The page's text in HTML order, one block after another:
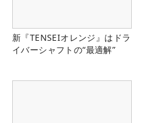
新『TENSEIオレンジ』はドラ
イバーシャフトの“最適解”